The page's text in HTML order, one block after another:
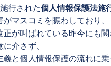
行された個人情報保護法施
がマスコミを賑わしており、
正が叫ばれている昨今にも
介さず、
義と個人情報保護の流れに